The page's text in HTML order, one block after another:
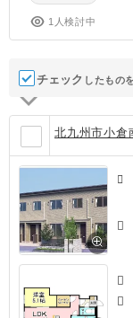
1人検討中
チェック したもの
北九州市小倉